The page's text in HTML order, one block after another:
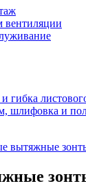
вентиляции
гибка
шлифовка и
вытяжные